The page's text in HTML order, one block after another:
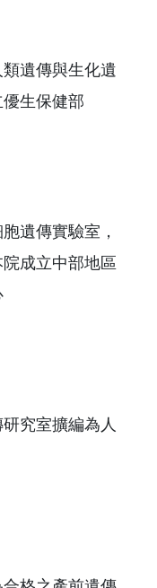
遺傳與生化遺
生保健部
遺傳實驗室，
成立中部地區
究室擴編為人